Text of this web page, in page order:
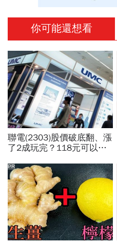
你可能還想看
聯電(2303)股價破底翻、漲
了2成玩完？118元可以
賣超5.7萬張，可能原因曝
光
PR